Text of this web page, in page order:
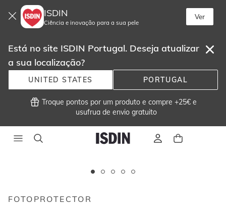
ISDIN
Ciência e inovação para a sua pele
Ver
Está no site ISDIN Portugal. Deseja atualizar
a sua localização?
UNITED STATES PORTUGAL
Troque pontos por um produto e compre +25€ e
usufrua de envio gratuito
imagens
FOTOPROTECTOR